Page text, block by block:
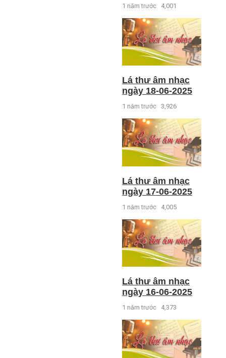
1 năm trước 4,001
Lá thư âm nhạc
ngày 18-06-2025
1 năm trước 3,926
Lá thư âm nhạc
ngày 17-06-2025
1 năm trước 4,005
Lá thư âm nhạc
ngày 16-06-2025
1 năm trước 4,373